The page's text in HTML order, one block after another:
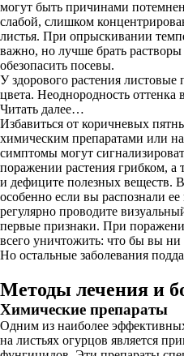
могут быть причинами
слабой, слишком
листья. При опрыскивании
важно, но лучше брать
обезопасить посевы.
У здорового растения
цвета. Неоднородность оттенка
Читать далее…
Избавиться от коричневых
химическим препаратами или
симптомы могут
поражении растения грибком, а
и дефиците полезных веществ.
особенно если вы распознали
регулярно проводите
первые признаки. При
всего уничтожить: что бы вы ни
Но остальные заболевания
Методы лечения и
Химические препараты
Одним из наиболее
на листьях огурцов является